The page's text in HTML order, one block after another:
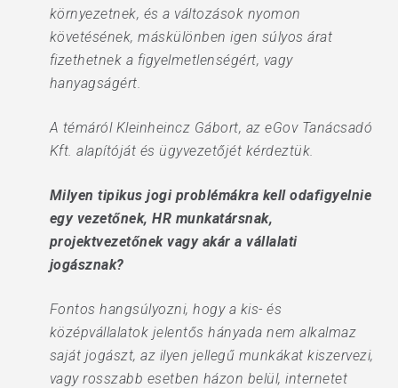
környezetnek, és a változások nyomon
követésének, máskülönben igen súlyos árat
fizethetnek a figyelmetlenségért, vagy
hanyagságért.
A témáról Kleinheincz Gábort, az eGov Tanácsadó
Kft. alapítóját és ügyvezetőjét kérdeztük.
Milyen tipikus jogi problémákra kell odafigyelnie
egy vezetőnek, HR munkatársnak,
projektvezetőnek vagy akár a vállalati
jogásznak?
Fontos hangsúlyozni, hogy a kis- és
középvállalatok jelentős hányada nem alkalmaz
saját jogászt, az ilyen jellegű munkákat kiszervezi,
vagy rosszabb esetben házon belül, internetet